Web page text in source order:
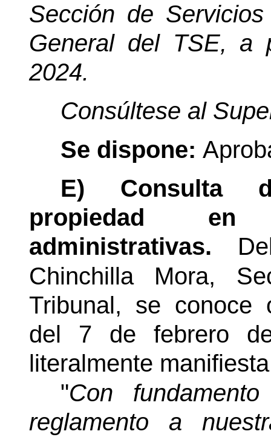
Sección de
General del TSE, a
2024.
Consúltese al
Se dispone:
E) Consulta
propiedad en
administrativas.
Chinchilla Mora,
Tribunal, se
del 7 de febrero
literalmente
"Con
reglamento a